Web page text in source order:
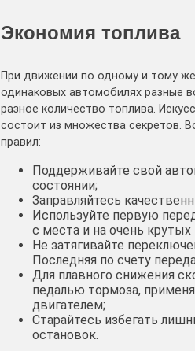
Экономия топлива
При движении по одному и тому
одинаковых автомобилях разные
разное количество топлива.
состоит из множества секретов.
правил:
Поддерживайте свой
состоянии;
Заправляйтесь
Используйте первую
с места и на очень крутых
Не затягивайте
Последняя по счету
Для плавного снижения
педалью тормоза,
двигателем;
Старайтесь избегать
остановок.